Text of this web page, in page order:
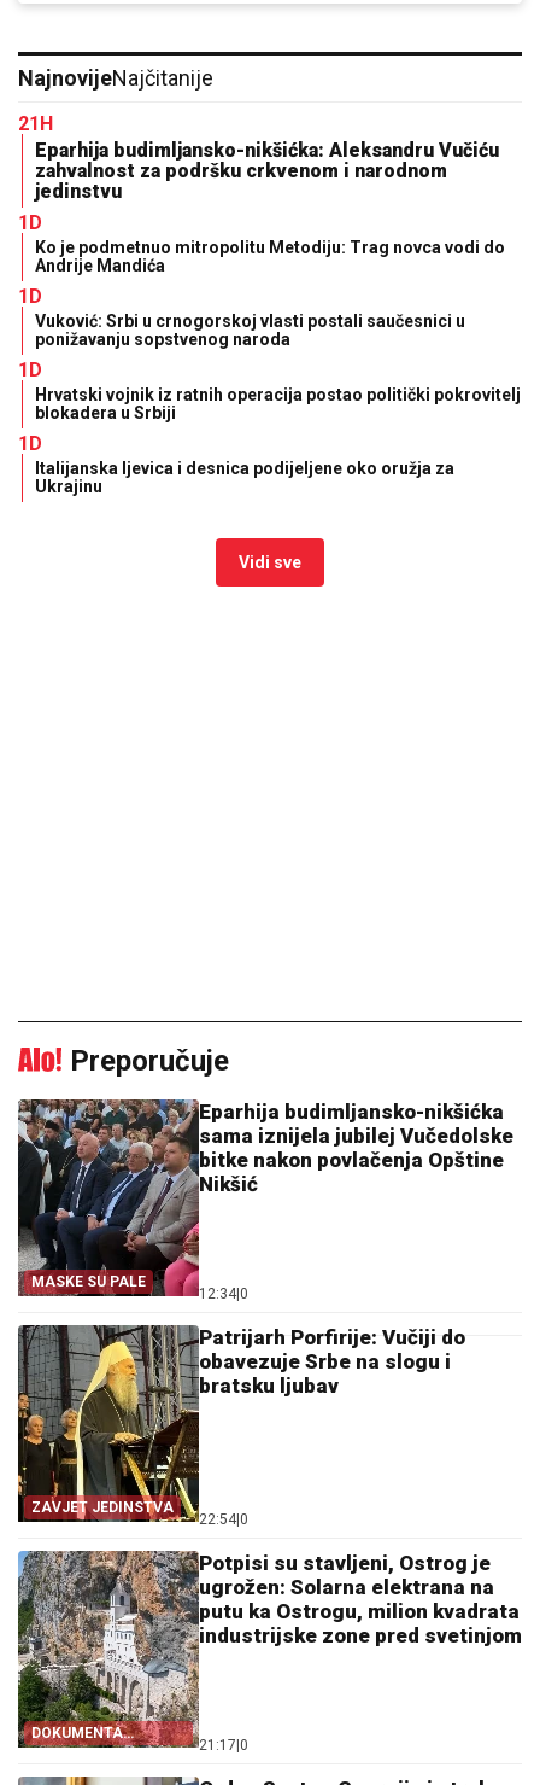
NajnovijeNajčitanije
21H
Eparhija budimljansko-nikšićka: Aleksandru Vučiću
zahvalnost za podršku crkvenom i narodnom
jedinstvu
1D
Ko je podmetnuo mitropolitu Metodiju: Trag novca vodi do
Andrije Mandića
1D
Vuković: Srbi u crnogorskoj vlasti postali saučesnici u
ponižavanju sopstvenog naroda
1D
Hrvatski vojnik iz ratnih operacija postao politički pokrovitelj
blokadera u Srbiji
1D
Italijanska ljevica i desnica podijeljene oko oružja za
Ukrajinu
Vidi sve
Preporučuje
MASKE SU PALE
Eparhija budimljansko-nikšićka
sama iznijela jubilej Vučedolske
bitke nakon povlačenja Opštine
Nikšić
12:34|0
ZAVJET JEDINSTVA
Patrijarh Porfirije: Vučiji do
obavezuje Srbe na slogu i
bratsku ljubav
22:54|0
DOKUMENTA
OTKRIVAJU
Potpisi su stavljeni, Ostrog je
ugrožen: Solarna elektrana na
putu ka Ostrogu, milion kvadrata
industrijske zone pred svetinjom
21:17|0